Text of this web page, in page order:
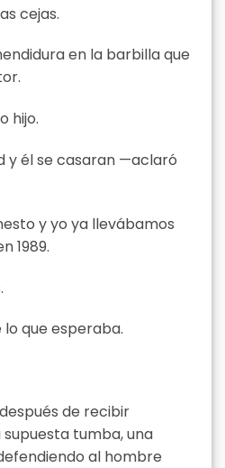
cejas.
en la barbilla que
hijo.
y él se casaran —aclaró
y yo ya llevábamos
1989.
que esperaba.
de recibir
tumba, una
al hombre